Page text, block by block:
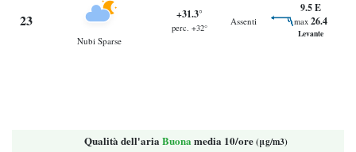
23
Nubi Sparse
+31.3°
perc. +32°
Assenti
9.5 E
max 26.4
Levante
Qualità dell'aria Buona media 10/ore(μg/m3)